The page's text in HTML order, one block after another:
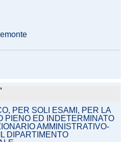
PER SOLI ESAMI, PER LA
PIENO ED INDETERMINATO
AMMINISTRATIVO-
DIPARTIMENTO